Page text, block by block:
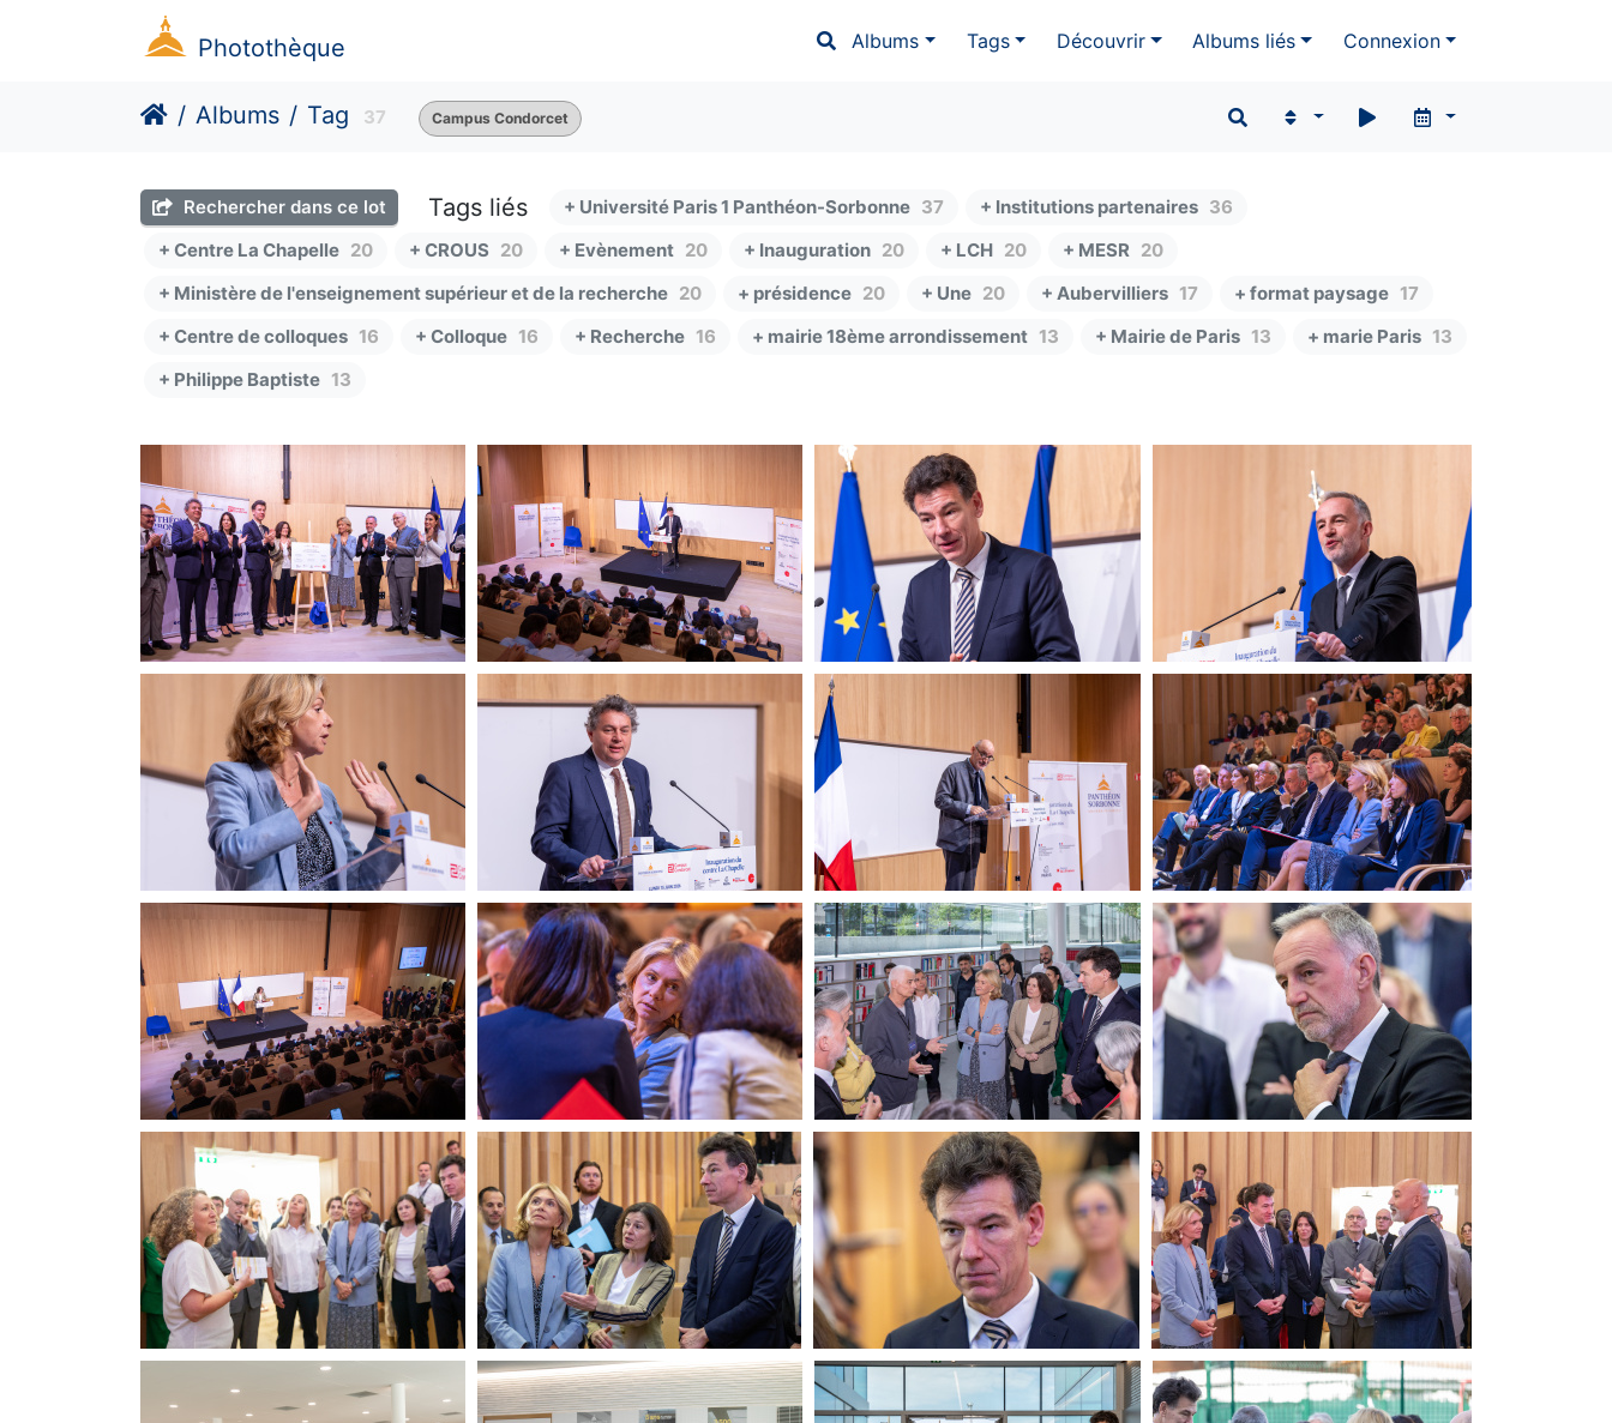
Photothèque Albums Tags Découvrir Albums liés Connexion
Albums Tag 37 Campus Condorcet
Rechercher dans ce lot Tags liés + Université Paris 1 Panthéon-Sorbonne 37 + Institutions partenaires 36
+ Centre La Chapelle 20 + CROUS 20 + Evènement 20 + Inauguration 20 + LCH 20 + MESR 20
+ Ministère de l'enseignement supérieur et de la recherche 20 + présidence 20 + Une 20 + Aubervilliers 17 + format paysage 17
+ Centre de colloques 16 + Colloque 16 + Recherche 16 + mairie 18ème arrondissement 13 + Mairie de Paris 13 + marie Paris 13
+ Philippe Baptiste 13
20260615-Canon EOS 5D Mark
IV-LCH-0370
LCH
LCH-7371
LCH
20260615-Canon EOS R6m2-
LCH-7299
20260615-Canon EOS R6m2-
LCH-7276
20260615-Canon EOS R6m2-
LCH-7268
20260615-Canon EOS R6m2-
LCH-7261
LCH
20260615-Canon EOS R6m2-
LCH-7246
LCH
LCH-7235
LCH
20260615-Canon EOS R6m2-
LCH-7203
LCH